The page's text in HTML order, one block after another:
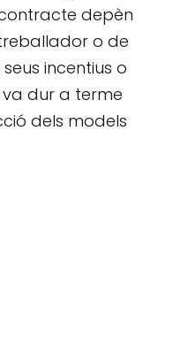
depèn
o de
incentius o
va dur a terme
dels models